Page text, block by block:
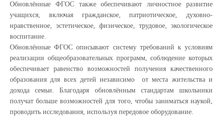
Обновлённые ФГОС также обеспечивают личностное развитие
учащихся, включая гражданское, патриотическое, духовно-
нравственное, эстетическое, физическое, трудовое, экологическое
воспитание.
Обновлённые ФГОС описывают систему требований к условиям
реализации общеобразовательных программ, соблюдение которых
обеспечивает равенство возможностей получения качественного
образования для всех детей независимо от места жительства и
дохода семьи. Благодаря обновлённым стандартам школьники
получат больше возможностей для того, чтобы заниматься наукой,
проводить исследования, используя передовое оборудование.